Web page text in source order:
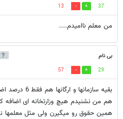
37
13
من معلم ناامیدم....
بی نام
29
57
بقیه
هم من نشنیدم هیچ وزارتخانه ای اضافه
همین حقوق رو میگیرن ولی مثل معلمها